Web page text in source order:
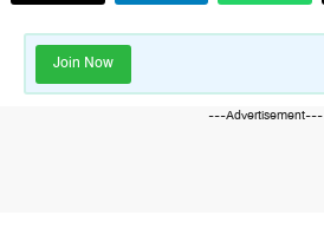
Join Now
---Advertisement---